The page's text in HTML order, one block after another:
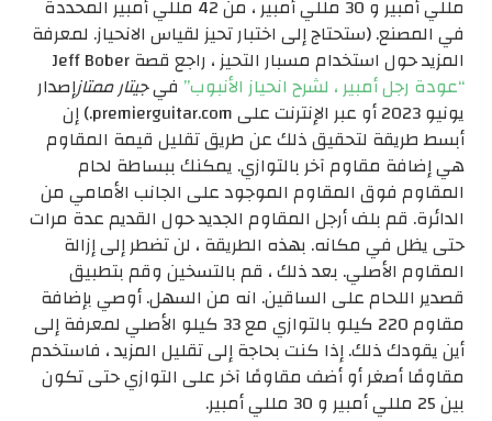
مللي أمبير و 30 مللي أمبير ، من 42 مللي أمبير المحددة
في المصنع. (ستحتاج إلى اختبار تحيز لقياس الانحياز. لمعرفة
المزيد حول استخدام مسبار التحيز ، راجع قصة Jeff Bober
“عودة رجل أمبير ، لشرح انحياز الأنبوب” فيجيتار ممتازإصدار
يونيو 2023 أو عبر الإنترنت على premierguitar.com.) إن
أبسط طريقة لتحقيق ذلك عن طريق تقليل قيمة المقاوم
هي إضافة مقاوم آخر بالتوازي. يمكنك ببساطة لحام
المقاوم فوق المقاوم الموجود على الجانب الأمامي من
الدائرة. قم بلف أرجل المقاوم الجديد حول القديم عدة مرات
حتى يظل في مكانه. بهذه الطريقة ، لن تضطر إلى إزالة
المقاوم الأصلي. بعد ذلك ، قم بالتسخين وقم بتطبيق
قصدير اللحام على الساقين. انه من السهل. أوصي بإضافة
مقاوم 220 كيلو بالتوازي مع 33 كيلو الأصلي لمعرفة إلى
أين يقودك ذلك. إذا كنت بحاجة إلى تقليل المزيد ، فاستخدم
مقاومًا أصغر أو أضف مقاومًا آخر على التوازي حتى تكون
بين 25 مللي أمبير و 30 مللي أمبير.